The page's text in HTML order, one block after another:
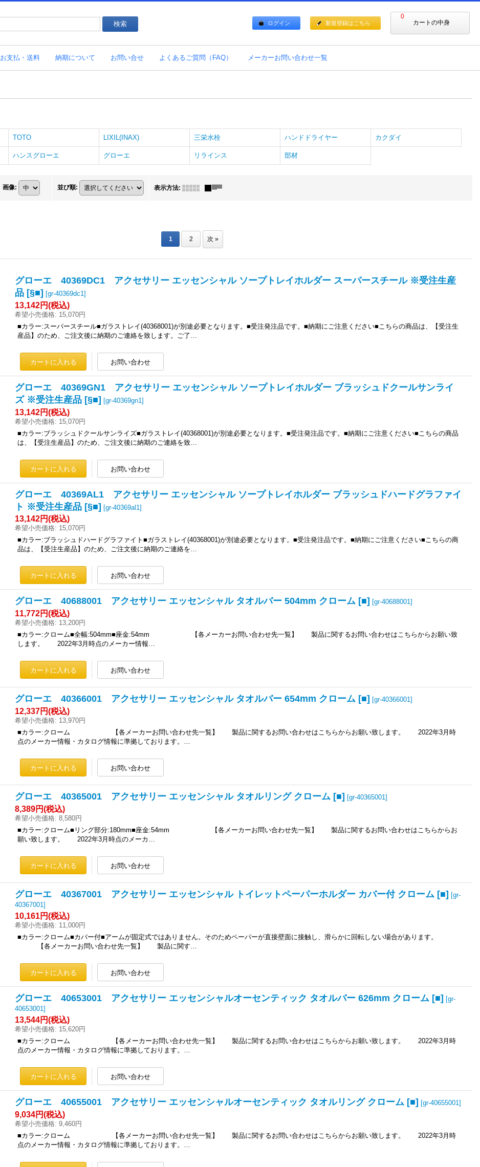
0
カートの中身
ログイン 新規登録はこちら
お支払・送料 納期について お問い合せ よくあるご質問（FAQ） メーカーお問い合わせ一覧
TOTO LIXIL(INAX) 三栄水栓 ハンドドライヤー カクダイ
ハンスグローエ グローエ リラインス 部材
画像: 並び順: 表示方法:
1 2 次 »
グローエ 40369DC1 アクセサリー エッセンシャル ソープトレイホルダー スーパースチール ※受注生産
品 [§■] [gr-40369dc1]
13,142円(税込)
希望小売価格: 15,070円
■カラー:スーパースチール■ガラストレイ(40368001)が別途必要となります。■受注発注品です。■納期にご注意ください■こちらの商品は、【受注生
産品】のため、ご注文後に納期のご連絡を致します。ご了…
グローエ 40369GN1 アクセサリー エッセンシャル ソープトレイホルダー ブラッシュドクールサンライ
ズ ※受注生産品 [§■] [gr-40369gn1 ]
13,142円(税込)
希望小売価格: 15,070円
■カラー:ブラッシュドクールサンライズ■ガラストレイ(40368001)が別途必要となります。■受注発注品です。■納期にご注意ください■こちらの商品
は、【受注生産品】のため、ご注文後に納期のご連絡を致…
グローエ 40369AL1 アクセサリー エッセンシャル ソープトレイホルダー ブラッシュドハードグラファイ
ト ※受注生産品 [§■] [gr-40369al1]
13,142円(税込)
希望小売価格: 15,070円
■カラー:ブラッシュドハードグラファイト■ガラストレイ(40368001)が別途必要となります。■受注発注品です。■納期にご注意ください■こちらの商
品は、【受注生産品】のため、ご注文後に納期のご連絡を…
グローエ 40688001 アクセサリー エッセンシャル タオルバー 504mm クローム [■] [gr-40688001]
11,772円(税込)
希望小売価格: 13,200円
■カラー:クローム■全幅:504mm■座金:54mm 【各メーカーお問い合わせ先一覧】 製品に関するお問い合わせはこちらからお願い致
します。 2022年3月時点のメーカー情報…
グローエ 40366001 アクセサリー エッセンシャル タオルバー 654mm クローム [■] [gr-40366001]
12,337円(税込)
希望小売価格: 13,970円
■カラー:クローム 【各メーカーお問い合わせ先一覧】 製品に関するお問い合わせはこちらからお願い致します。 2022年3月時
点のメーカー情報・カタログ情報に準拠しております。…
グローエ 40365001 アクセサリー エッセンシャル タオルリング クローム [■] [gr-40365001]
8,389円(税込)
希望小売価格: 8,580円
■カラー:クローム■リング部分:180mm■座金:54mm 【各メーカーお問い合わせ先一覧】 製品に関するお問い合わせはこちらからお
願い致します。 2022年3月時点のメーカ…
グローエ 40367001 アクセサリー エッセンシャル トイレットペーパーホルダー カバー付 クローム [■] [gr-
40367001]
10,161円(税込)
希望小売価格: 11,000円
■カラー:クローム■カバー付■アームが固定式ではありません。そのためペーパーが直接壁面に接触し、滑らかに回転しない場合があります。
【各メーカーお問い合わせ先一覧】 製品に関す…
グローエ 40653001 アクセサリー エッセンシャルオーセンティック タオルバー 626mm クローム [■] [gr-
40653001]
13,544円(税込)
希望小売価格: 15,620円
■カラー:クローム 【各メーカーお問い合わせ先一覧】 製品に関するお問い合わせはこちらからお願い致します。 2022年3月時
点のメーカー情報・カタログ情報に準拠しております。…
グローエ 40655001 アクセサリー エッセンシャルオーセンティック タオルリング クローム [■] [gr-40655001 ]
9,034円(税込)
希望小売価格: 9,460円
■カラー:クローム 【各メーカーお問い合わせ先一覧】 製品に関するお問い合わせはこちらからお願い致します。 2022年3月時
点のメーカー情報・カタログ情報に準拠しております。…